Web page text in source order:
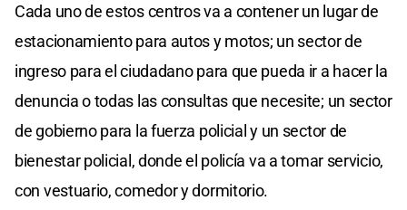
Cada uno de estos centros va a contener un lugar de
estacionamiento para autos y motos; un sector de
ingreso para el ciudadano para que pueda ir a hacer la
denuncia o todas las consultas que necesite; un sector
de gobierno para la fuerza policial y un sector de
bienestar policial, donde el policía va a tomar servicio,
con vestuario, comedor y dormitorio.